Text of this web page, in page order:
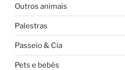
Outros animais
Palestras
Passeio & Cia
Pets e bebês